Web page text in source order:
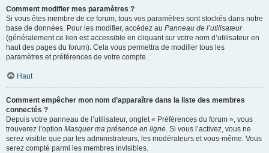
Comment modifier mes paramètres ?
Si vous êtes membre de ce forum, tous vos paramètres sont stockés dans notre
base de données. Pour les modifier, accédez au Panneau de l’utilisateur
(généralement ce lien est accessible en cliquant sur votre nom d’utilisateur en
haut des pages du forum). Cela vous permettra de modifier tous les
paramètres et préférences de votre compte.
Haut
Comment empêcher mon nom d’apparaître dans la liste des membres
connectés ?
Depuis votre panneau de l’utilisateur, onglet « Préférences du forum », vous
trouverez l’option Masquer ma présence en ligne. Si vous l’activez, vous ne
serez visible que par les administrateurs, les modérateurs et vous-même. Vous
serez compté parmi les membres invisibles.